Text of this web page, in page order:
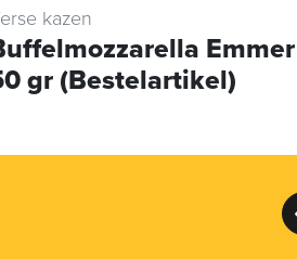
kazen
gr (Bestelartikel)